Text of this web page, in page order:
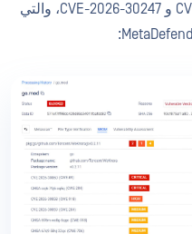
CVE-2026-30858 و CVE-2026-30859 و CVE-2026-30247، والتي